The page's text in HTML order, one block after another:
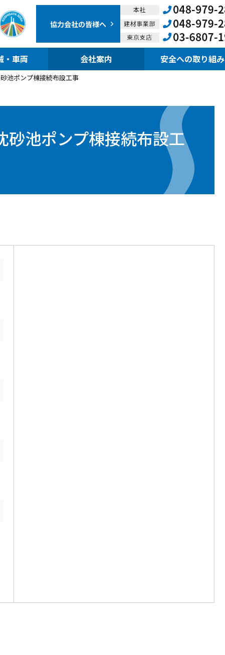
協力会社の皆様へ
・車両 会社案内 安全への取り組み
池ポンプ棟接続布設工事
砂池ポンプ棟接続布設工